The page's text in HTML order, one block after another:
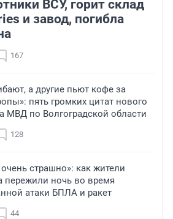
ВСУ, горит склад
и завод, погибла
167
а другие пьют кофе за
пять громких цитат нового
МВД по Волгоградской области
128
страшно»: как жители
пережили ночь во время
атаки БПЛА и ракет
44